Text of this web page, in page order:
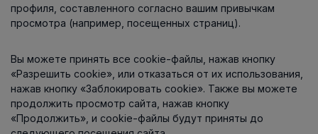
Информация
Контакты
профиля, составленного согласно вашим привычкам
просмотра (например, посещенных страниц).
Вы можете принять все cookie-файлы, нажав кнопку
«Разрешить cookie», или отказаться от их использования,
нажав кнопку «Заблокировать cookie». Также вы можете
продолжить просмотр сайта, нажав кнопку
«Продолжить», и cookie-файлы будут приняты до